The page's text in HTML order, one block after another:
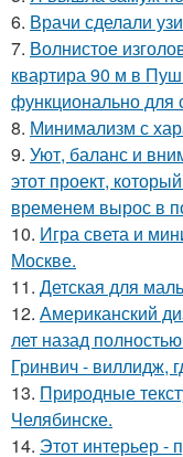
6. Врачи сделали
7. Волнистое
квартира 90 м в
функционально для
8. Минимализм с
9. Уют, баланс и
этот проект,
временем вырос в
10. Игра света и
Москве.
11. Детская для
12. Американский
лет назад
Гринвич - виллидж,
13. Природные
Челябинске.
14. Этот интерьер -